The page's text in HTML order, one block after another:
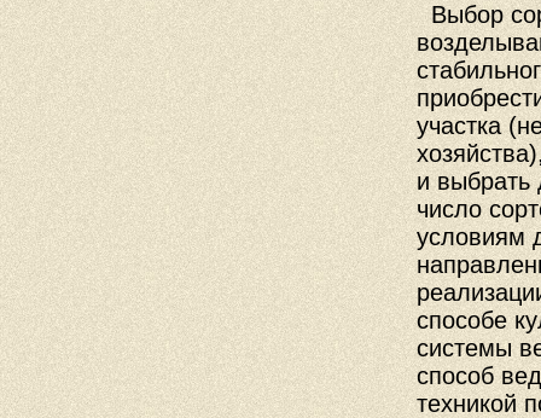
Выбор
участка
и выбрать
число
условиям
способе
системы
способ
техникой